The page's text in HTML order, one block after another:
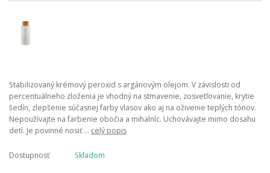
Stabilizovaný krémový peroxid s argánovým olejom. V závislosti od
percentuálneho zloženia je vhodný na stmavenie, zosvetľovanie, krytie
šedín, zlepšenie súčasnej farby vlasov ako aj na oživenie teplých tónov.
Nepoužívajte na farbenie obočia a mihalníc. Uchovávajte mimo dosahu
detí. Je povinné nosiť ... celý popis
Dostupnosť Skladom